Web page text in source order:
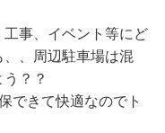
工事、イベント等にど
、周辺駐車場は混
？？
できて快適なのでト